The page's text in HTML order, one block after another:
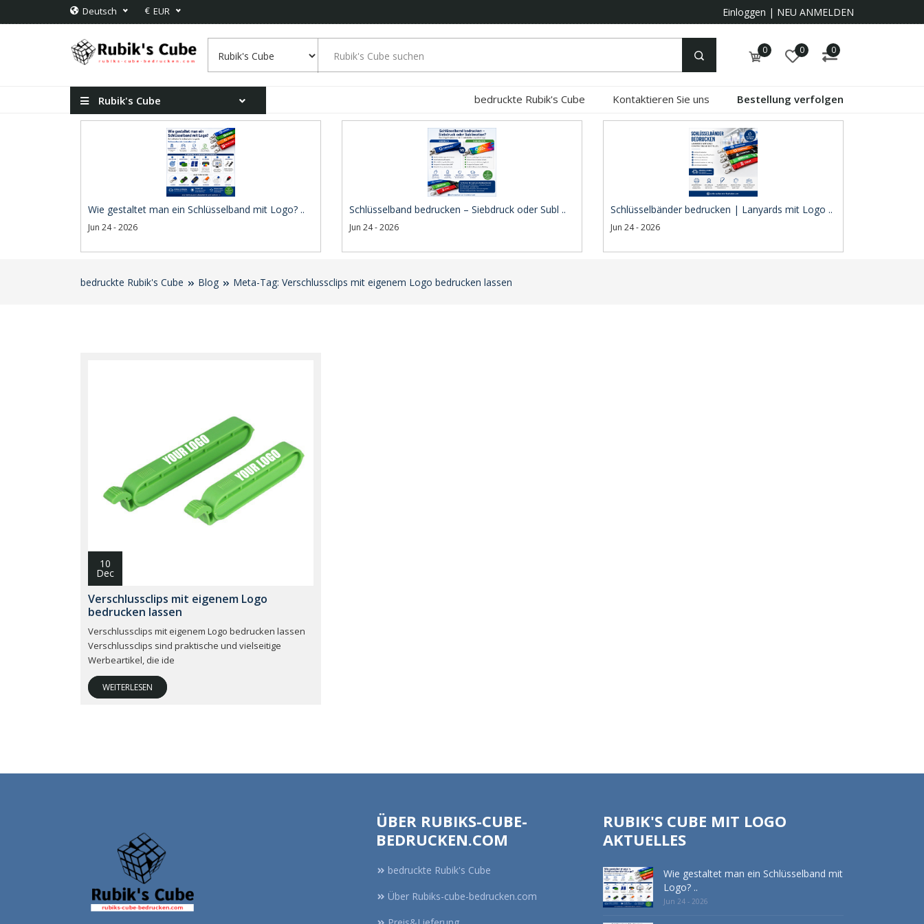
Deutsch € EUR Einloggen | NEU ANMELDEN
0 0 0
Rubik's Cube bedruckte Rubik's Cube Kontaktieren Sie uns Bestellung verfolgen
Wie gestaltet man ein Schlüsselband mit Logo? ..
Jun 24 - 2026
Schlüsselband bedrucken – Siebdruck oder Subl ..
Jun 24 - 2026
Schlüsselbänder bedrucken | Lanyards mit Logo ..
Jun 24 - 2026
bedruckte Rubik's Cube Blog Meta-Tag: Verschlussclips mit eigenem Logo bedrucken lassen
10
Dec
Verschlussclips mit eigenem Logo
bedrucken lassen
Verschlussclips mit eigenem Logo bedrucken lassen
Verschlussclips sind praktische und vielseitige
Werbeartikel, die ide
WEITERLESEN
ÜBER RUBIKS-CUBE-
BEDRUCKEN.COM
bedruckte Rubik's Cube
Über Rubiks-cube-bedrucken.com
RUBIK'S CUBE MIT LOGO
AKTUELLES
Wie gestaltet man ein Schlüsselband mit
Logo? ..
Jun 24 - 2026